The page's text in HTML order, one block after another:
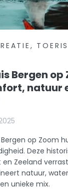
Bergen op
natuur
op Zoom
Deze
Zeeland
natuur,
unieke mix.